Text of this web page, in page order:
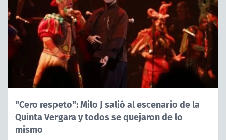
"Cero respeto": Milo J salió al escenario de la
Quinta Vergara y todos se quejaron de lo
mismo